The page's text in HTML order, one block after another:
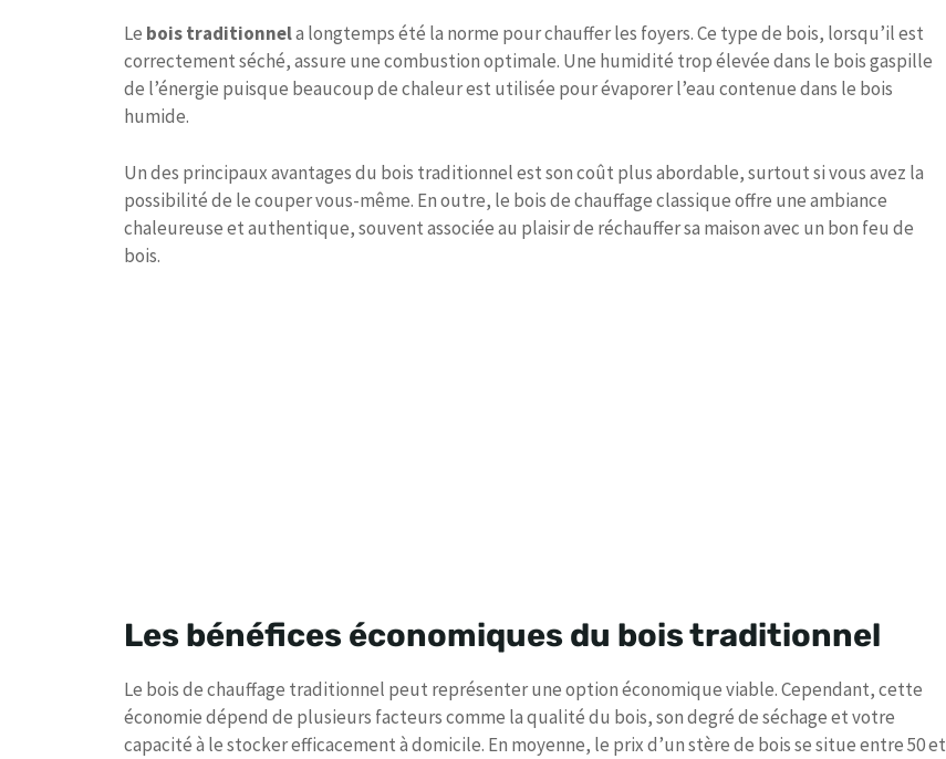
Le bois traditionnela longtemps été la norme pour chauffer les foyers. Ce type de bois, lorsqu’il est
correctement séché, assure une combustion optimale. Une humidité trop élevée dans le bois gaspille
de l’énergie puisque beaucoup de chaleur est utilisée pour évaporer l’eau contenue dans le bois
humide.
Un des principaux avantages du bois traditionnel est son coût plus abordable, surtout si vous avez la
possibilité de le couper vous-même. En outre, le bois de chauffage classique offre une ambiance
chaleureuse et authentique, souvent associée au plaisir de réchauffer sa maison avec un bon feu de
bois.
Les bénéfices économiques du bois traditionnel
Le bois de chauffage traditionnel peut représenter une option économique viable. Cependant, cette
économie dépend de plusieurs facteurs comme la qualité du bois, son degré de séchage et votre
capacité à le stocker efficacement à domicile. En moyenne, le prix d’un stère de bois se situe entre 50 et